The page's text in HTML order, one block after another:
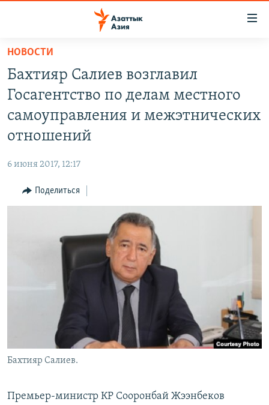
Вернуться
основному
содержанию
главной
Вернутся
поиску
КАЗАХСТАН
НА ДРУГИХ ЯЗЫКАХ
ЎЗБЕКЧА
TÜRKMENÇE
ПОДПИШИТЕСЬ НА НАС В СОЦСЕТЯХ
НОВОСТИ
Бахтияр Салиев возглавил
Госагентство по делам местного
самоуправления и межэтнических
отношений
6 июня 2017, 12:17
Поделиться
Бахтияр Салиев.
Премьер-министр КР Сооронбай Жээнбеков